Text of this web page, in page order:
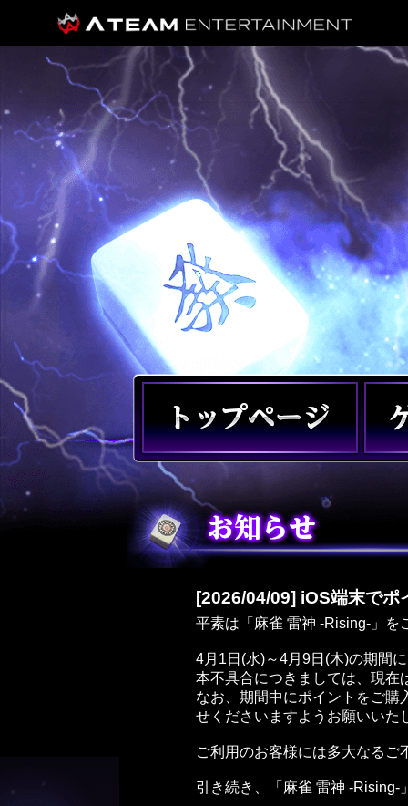
[2026/04/09] iOS端末でポ
平素は「麻雀 雷神 -Rising-」を
4月1日(水)～4月9日(木)の期間
本不具合につきましては、現在
なお、期間中にポイントをご購
せくださいますようお願いいた
ご利用のお客様には多大なる
引き続き、「麻雀 雷神 -Rising-